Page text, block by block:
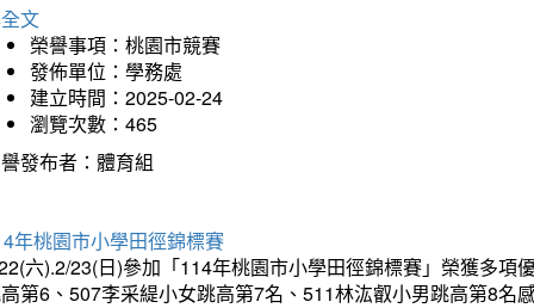
文
榮譽事項：桃園市競賽
發佈單位：學務處
建立時間：2025-02-24
瀏覽次數：465
發布者：體育組
年桃園市小學田徑錦標賽
六).2/23(日)參加「114年桃園市小學田徑錦標賽」榮獲多
第6、507李采緹小女跳高第7名、511林汯叡小男跳高第8名